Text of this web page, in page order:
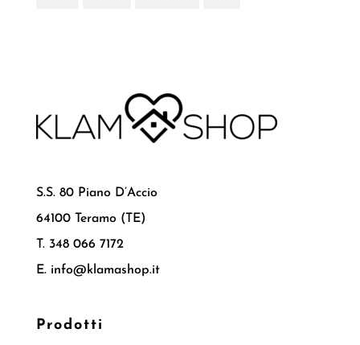
S.S. 80 Piano D’Accio
64100 Teramo (TE)
T. 348 066 7172
E. info@klamashop.it
Prodotti